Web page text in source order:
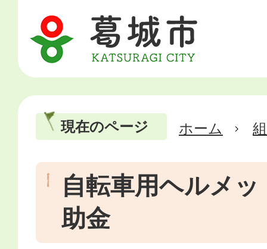
現在のページ ホーム
自転車用ヘルメ
助金